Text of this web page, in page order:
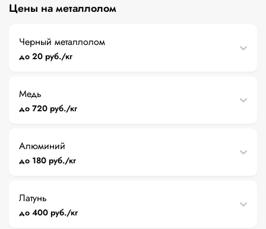
Цены на металлолом
Черный металлолом
до 20 руб./кг
Медь
до 720 руб./кг
Алюминий
до 180 руб./кг
Латунь
до 400 руб./кг